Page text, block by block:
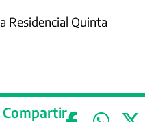
Residencial Quinta
Compartir